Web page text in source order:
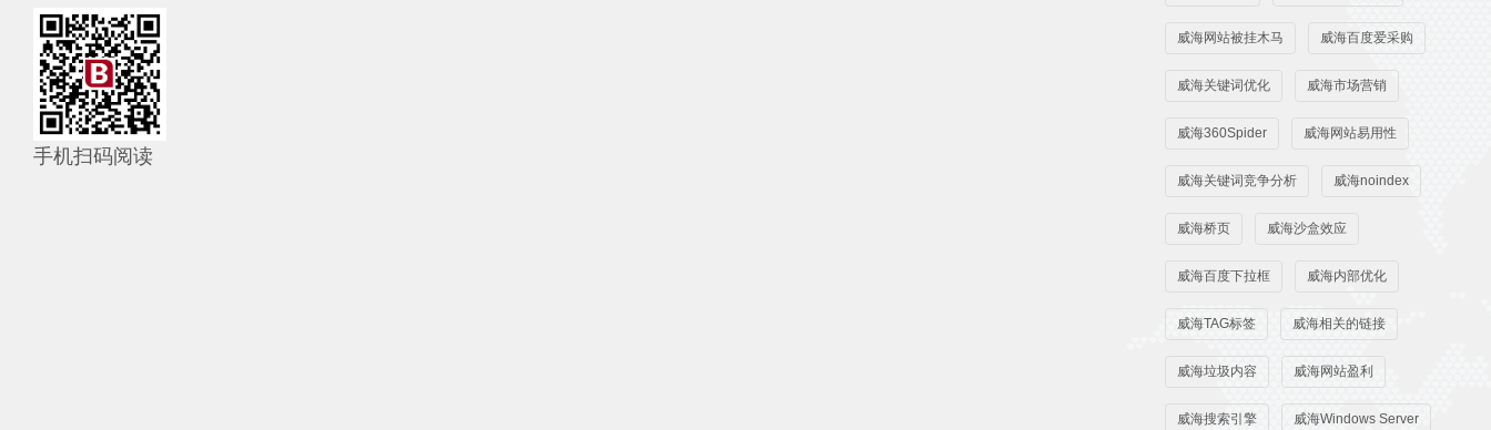
手机扫码阅读
威海网站被挂木马 威海百度爱采购
威海关键词优化 威海市场营销
威海360Spider 威海网站易用性
威海关键词竞争分析 威海noindex
威海桥页 威海沙盒效应
威海百度下拉框 威海内部优化
威海TAG标签 威海相关的链接
威海垃圾内容 威海网站盈利
威海搜索引擎 威海Windows Server